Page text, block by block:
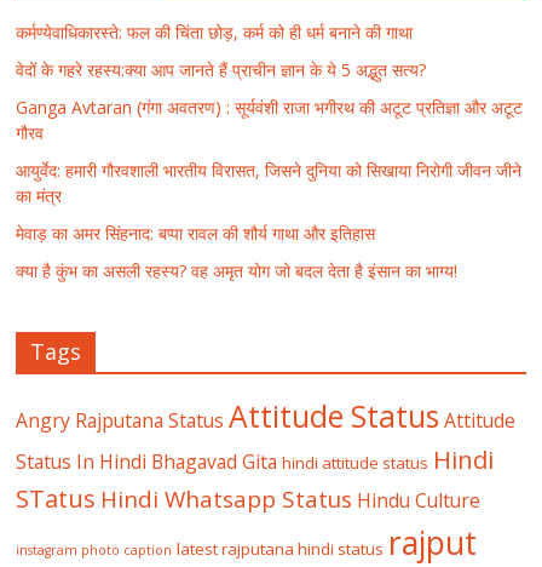
कर्मण्येवाधिकारस्ते: फल की चिंता छोड़, कर्म को ही धर्म बनाने की गाथा
वेदों के गहरे रहस्य:क्या आप जानते हैं प्राचीन ज्ञान के ये 5 अद्भुत सत्य?
Ganga Avtaran (गंगा अवतरण) : सूर्यवंशी राजा भगीरथ की अटूट प्रतिज्ञा और अटूट
गौरव
आयुर्वेद: हमारी गौरवशाली भारतीय विरासत, जिसने दुनिया को सिखाया निरोगी जीवन जीने
का मंत्र
मेवाड़ का अमर सिंहनाद: बप्पा रावल की शौर्य गाथा और इतिहास
क्या है कुंभ का असली रहस्य? वह अमृत योग जो बदल देता है इंसान का भाग्य!
Tags
Angry Rajputana Status Attitude Status Attitude
Status In Hindi Bhagavad Gita hindi attitude status Hindi
STatus Hindi Whatsapp Status Hindu Culture
instagram photo caption latest rajputana hindi status rajput